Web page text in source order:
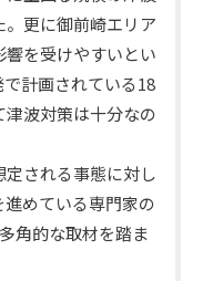
更に御前崎エリア
を受けやすいとい
計画されている18
波対策は十分なの
される事態に対し
めている専門家の
角的な取材を踏ま